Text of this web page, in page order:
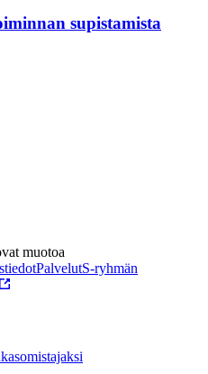
supistamista
muotoa
PalvelutS-ryhmän